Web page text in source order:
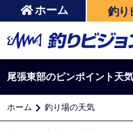
ホーム 釣り
尾張東部のピンポイント天気
ホーム 釣り場の天気